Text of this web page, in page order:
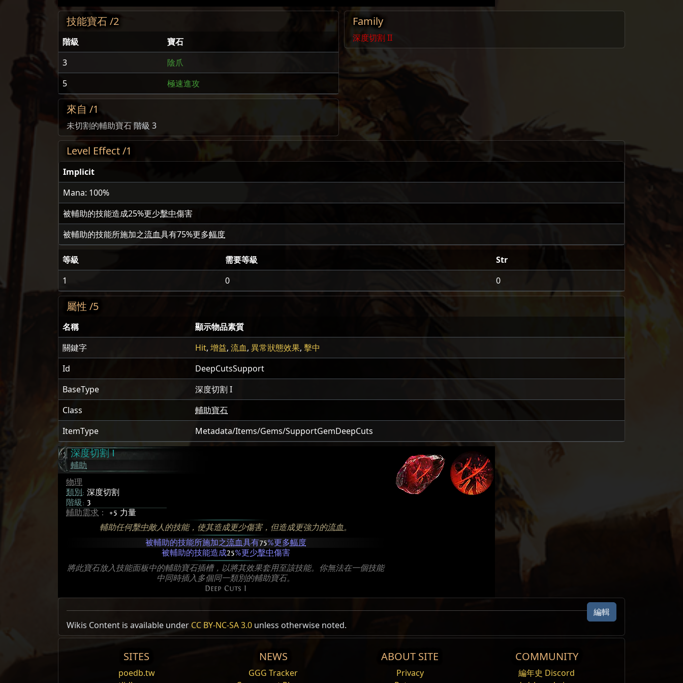
技能寶石 /2
階級
寶石
3
陰爪
5
極速進攻
Family
深度切割 II
來自 /1
未切割的輔助寶石階級 3
Level Effect /1
Implicit
Mana: 100%
被輔助的技能造成25%更少擊中傷害
被輔助的技能所施加之流血具有75%更多幅度
等級 需要等級
Str
1
0 0
屬性 /5
名稱
顯示物品素質
關鍵字
Hit, 增益, 流血, 異常狀態效果, 擊中
Id
DeepCutsSupport
BaseType
深度切割 I
Class
輔助寶石
ItemType
Metadata/Items/Gems/SupportGemDeepCuts
深度切割 I
輔助
物理
類別 : 深度切割
階級: 3
輔助需求 ： +5 力量
輔助任何擊中敵人的技能，使其造成更少傷害，但造成更強力的流血。
被輔助的技能所施加之流血具有75%更多幅度
被輔助的技能造成25%更少擊中傷害
將此寶石放入技能面板中的輔助寶石插槽，以將其效果套用至該技能。你無法在一個技能
中同時插入多個同一類別的輔助寶石。
Deep Cuts I
Allow Type: 攻擊, 傷害, CrossbowAmmoSkill
重盾衝鋒
編輯
Wikis Content is available under CC BY-NC-SA 3.0 unless otherwise noted.
SITES
poedb.tw
NEWS
GGG Tracker
ABOUT SITE
Privacy
COMMUNITY
編年史 Discord